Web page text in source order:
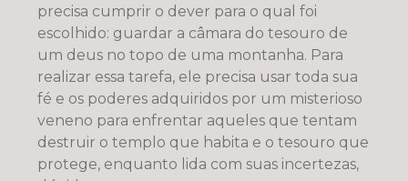
precisa cumprir o dever para o qual foi
escolhido: guardar a câmara do tesouro de
um deus no topo de uma montanha. Para
realizar essa tarefa, ele precisa usar toda sua
fé e os poderes adquiridos por um misterioso
veneno para enfrentar aqueles que tentam
destruir o templo que habita e o tesouro que
protege, enquanto lida com suas incertezas,